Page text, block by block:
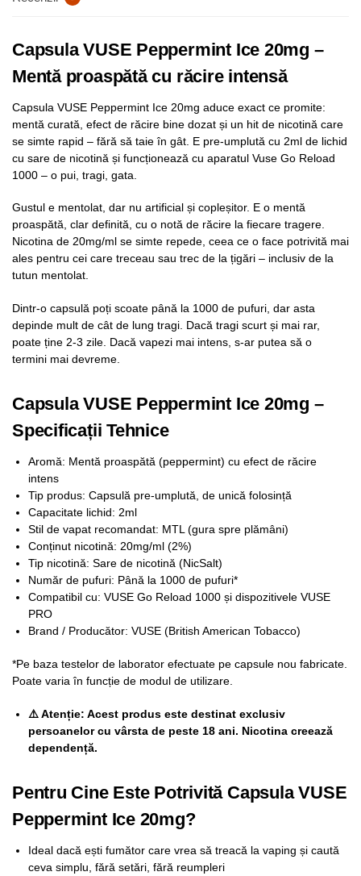
Capsula VUSE Peppermint Ice 20mg –
Mentă proaspătă cu răcire intensă
Capsula VUSE Peppermint Ice 20mg aduce exact ce promite:
mentă curată, efect de răcire bine dozat și un hit de nicotină care
se simte rapid – fără să taie în gât. E pre-umplută cu 2ml de lichid
cu sare de nicotină și funcționează cu aparatul Vuse Go Reload
1000 – o pui, tragi, gata.
Gustul e mentolat, dar nu artificial și copleșitor. E o mentă
proaspătă, clar definită, cu o notă de răcire la fiecare tragere.
Nicotina de 20mg/ml se simte repede, ceea ce o face potrivită mai
ales pentru cei care treceau sau trec de la țigări – inclusiv de la
tutun mentolat.
Dintr-o capsulă poți scoate până la 1000 de pufuri, dar asta
depinde mult de cât de lung tragi. Dacă tragi scurt și mai rar,
poate ține 2-3 zile. Dacă vapezi mai intens, s-ar putea să o
termini mai devreme.
Capsula VUSE Peppermint Ice 20mg –
Specificații Tehnice
Aromă: Mentă proaspătă (peppermint) cu efect de răcire
intens
Tip produs: Capsulă pre-umplută, de unică folosință
Capacitate lichid: 2ml
Stil de vapat recomandat: MTL (gura spre plămâni)
Conținut nicotină: 20mg/ml (2%)
Tip nicotină: Sare de nicotină (NicSalt)
Număr de pufuri: Până la 1000 de pufuri*
Compatibil cu: VUSE Go Reload 1000 și dispozitivele VUSE
PRO
Brand / Producător: VUSE (British American Tobacco)
*Pe baza testelor de laborator efectuate pe capsule nou fabricate.
Poate varia în funcție de modul de utilizare.
⚠️ Atenție: Acest produs este destinat exclusiv
persoanelor cu vârsta de peste 18 ani. Nicotina creează
dependență.
Pentru Cine Este Potrivită Capsula VUSE
Peppermint Ice 20mg?
Ideal dacă ești fumător care vrea să treacă la vaping și caută
ceva simplu, fără setări, fără reumpleri